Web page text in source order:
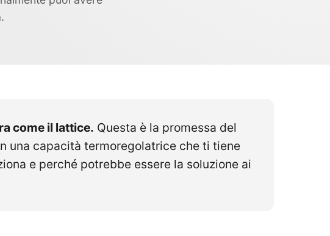
come il lattice. Questa è la promessa del
una capacità termoregolatrice che ti tiene
e perché potrebbe essere la soluzione ai